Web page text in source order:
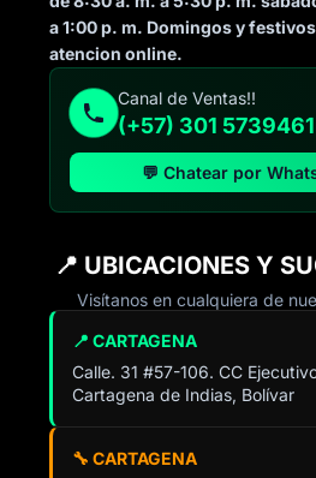
a 1:00 p. m. Domingos y
atencion online.
Canal de Ventas!!
(+57) 301 5739461
💬 Chatear por
📍 UBICACIONES Y
Visítanos en cualquiera de
📍 CARTAGENA
Calle. 31 #57-106. CC
Cartagena de Indias, Bolívar
🔧 CARTAGENA